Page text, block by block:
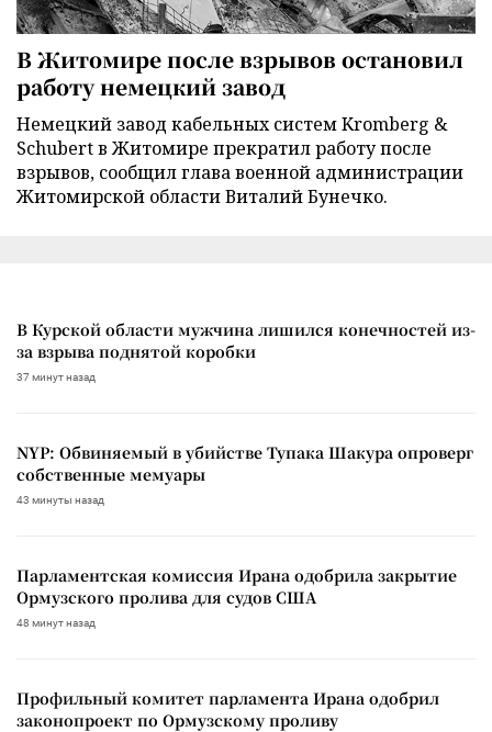
В Житомире после взрывов остановил
работу немецкий завод
Немецкий завод кабельных систем Kromberg &
Schubert в Житомире прекратил работу после
взрывов, сообщил глава военной администрации
Житомирской области Виталий Бунечко.
В Курской области мужчина лишился конечностей из-
за взрыва поднятой коробки
37 минут назад
NYP: Обвиняемый в убийстве Тупака Шакура опроверг
собственные мемуары
43 минуты назад
Парламентская комиссия Ирана одобрила закрытие
Ормузского пролива для судов США
48 минут назад
Профильный комитет парламента Ирана одобрил
законопроект по Ормузскому проливу